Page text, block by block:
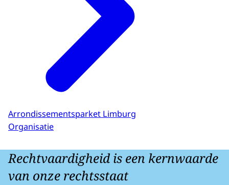
Arrondissementsparket Limburg
Organisatie
Rechtvaardigheid is een kernwaarde
van onze rechtsstaat